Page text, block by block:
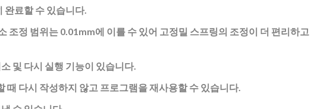
완료할 수 있습니다.
조정 범위는 0.01mm에 이를 수 있어 고정밀 스프링의 조정이 더 편리하고
및 다시 실행 기능이 있습니다.
때 다시 작성하지 않고 프로그램을 재사용할 수 있습니다.